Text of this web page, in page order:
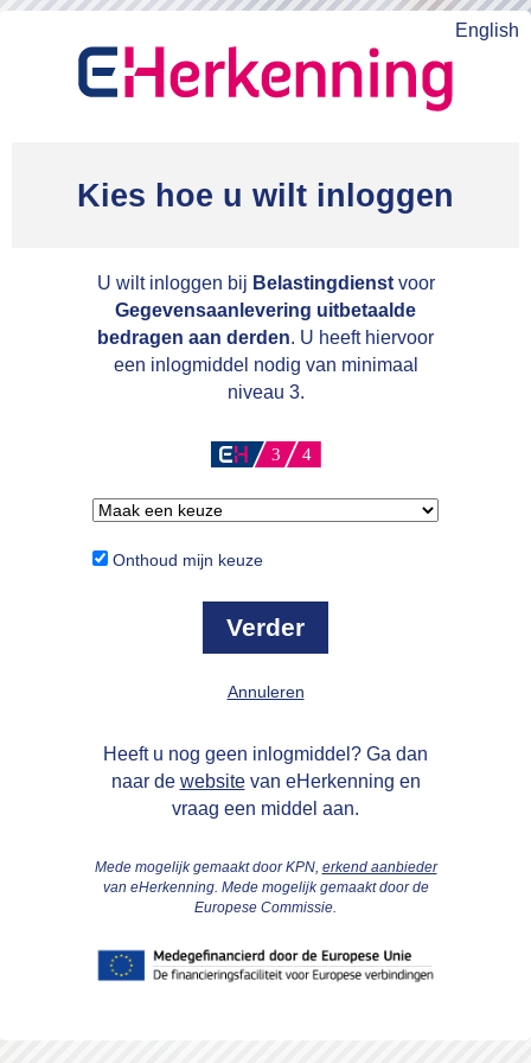
English
Kies hoe u wilt inloggen
U wilt inloggen bij Belastingdienst voor
Gegevensaanlevering uitbetaalde
bedragen aan derden. U heeft hiervoor
een inlogmiddel nodig van minimaal
niveau 3.
Onthoud mijn keuze
Annuleren
Heeft u nog geen inlogmiddel? Ga dan
naar de websitevan eHerkenning en
vraag een middel aan.
Mede mogelijk gemaakt door KPN, erkend aanbieder
van eHerkenning. Mede mogelijk gemaakt door de
Europese Commissie.